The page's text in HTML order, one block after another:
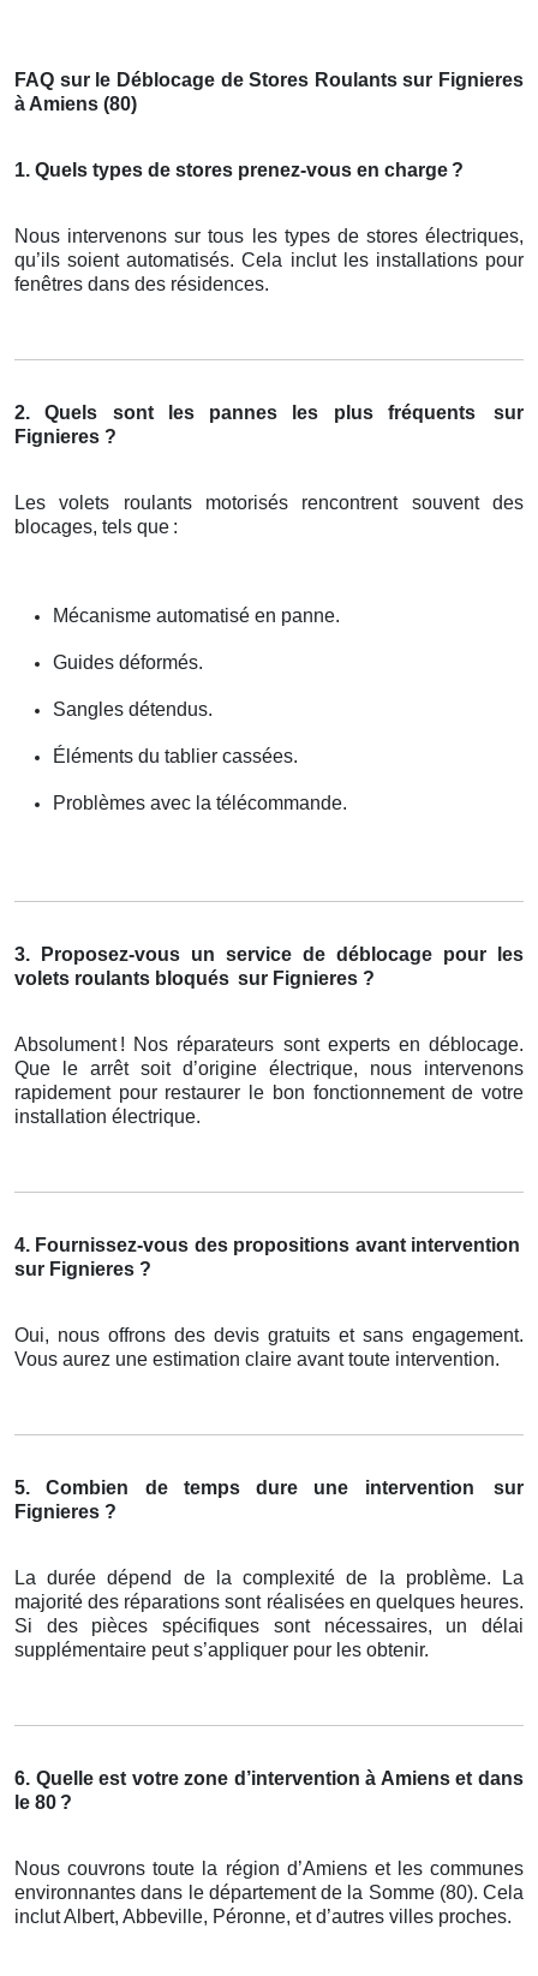
FAQ sur le Déblocage de Stores Roulants sur Fignieres
à Amiens (80)
1. Quels types de stores prenez-vous en charge ?
Nous intervenons sur tous les types de stores électriques,
qu’ils soient automatisés. Cela inclut les installations pour
fenêtres dans des résidences.
2. Quels sont les pannes les plus fréquents
sur
Fignieres ?
Les volets roulants motorisés rencontrent souvent des
blocages, tels que :
Mécanisme automatisé en panne.
Guides déformés.
Sangles détendus.
Éléments du tablier cassées.
Problèmes avec la télécommande.
3. Proposez-vous un service de déblocage pour les
volets roulants bloqués sur Fignieres ?
Absolument ! Nos réparateurs sont experts en déblocage.
Que le arrêt soit d’origine é lectrique, nous intervenons
rapidement pour restaurer le bon fonctionnement de votre
installation é lectrique.
4. Fournissez-vous des propositions avant intervention
sur Fignieres ?
Oui, nous offrons des devis gratuits et sans engagement.
Vous aurez une estimation claire avant toute intervention.
5. Combien de temps dure une intervention
sur
Fignieres ?
La durée dépend de la complexité de la problème. La
majorité des réparations sont réalisées en quelques heures.
Si des pièces spécifiques sont nécessaires, un délai
supplémentaire peut s’appliquer pour les obtenir.
6. Quelle est votre zone d’intervention à Amiens et dans
le 80 ?
Nous couvrons toute la région d’Amiens et les communes
environnantes dans le département de la Somme (80). Cela
inclut Albert, Abbeville, Péronne, et d’autres villes proches.